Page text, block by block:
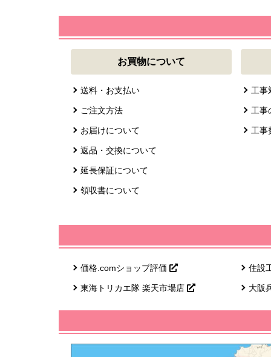
お買物について
送料・お支払い
ご注文方法
お届けについて
返品・交換について
延長保証について
領収書について
工事
工事
工事
価格.comショップ評価 住設
東海トリカエ隊 楽天市場店 大阪